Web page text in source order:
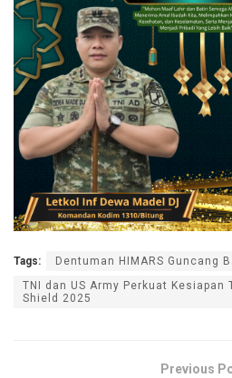
Tags:
Dentuman HIMARS Guncang
TNI dan US Army Perkuat Kesiapan
Shield 2025
Previous